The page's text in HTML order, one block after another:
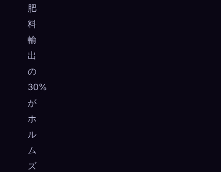
肥
料
輸
出
の
30%
が
ホ
ル
ム
ズ